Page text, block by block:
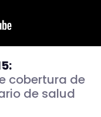
cobertura de
de salud